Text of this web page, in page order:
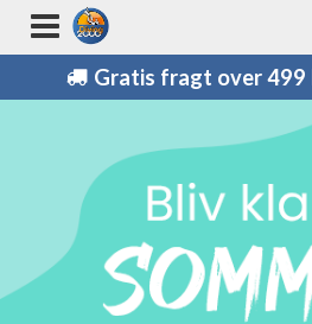
Gratis fragt over 499